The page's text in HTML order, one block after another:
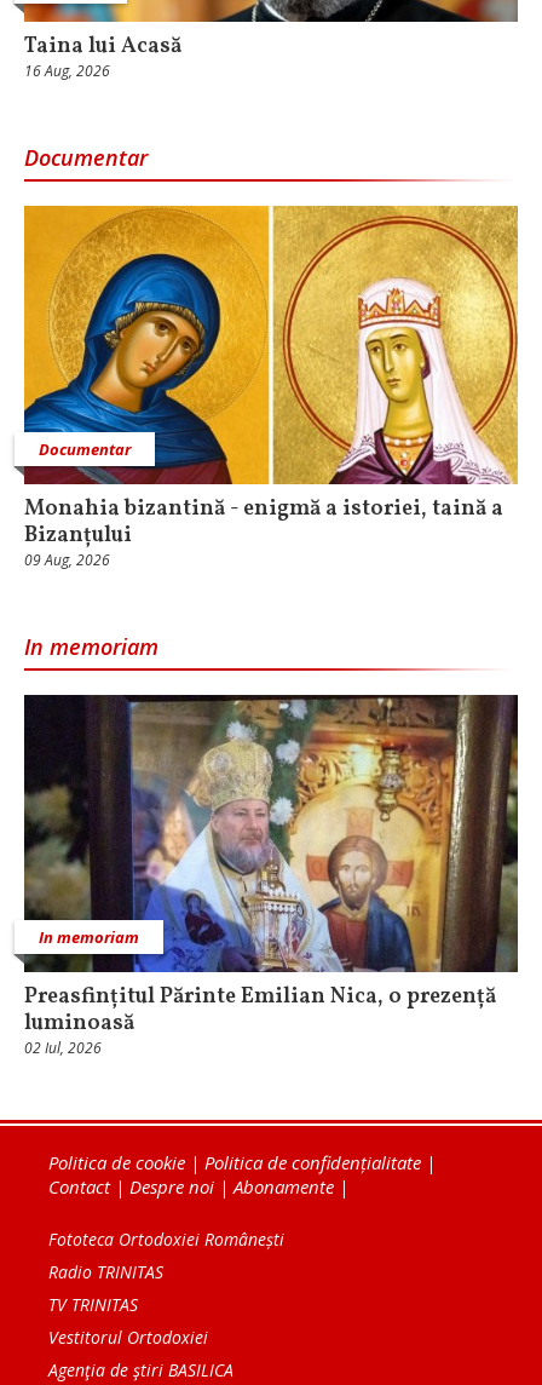
Taina lui Acasă
16 Aug, 2026
Documentar
Documentar
Monahia bizantină - enigmă a istoriei, taină a
Bizanțului
09 Aug, 2026
In memoriam
In memoriam
Preasfințitul Părinte Emilian Nica, o prezență
luminoasă
02 Iul, 2026
Politica de cookie | Politica de confidențialitate |
Contact| Despre noi |Abonamente |
Fototeca Ortodoxiei Românești
Radio TRINITAS
TV TRINITAS
Vestitorul Ortodoxiei
Agenţia de ştiri BASILICA